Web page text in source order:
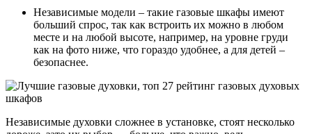
Независимые модели – такие газовые шкафы имеют
больший спрос, так как встроить их можно в любом
месте и на любой высоте, например, на уровне груди
как на фото ниже, что гораздо удобнее, а для детей –
безопаснее.
Независимые духовки сложнее в установке, стоят несколько